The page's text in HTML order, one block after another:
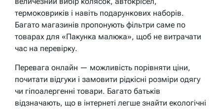
термоковриків і навіть подарункових наборів.
Багато магазинів пропонують фільтри саме по
товарах для «Пакунка малюка», щоб не витрачати
час на перевірку.
Перевага онлайн — можливість порівняти ціни,
почитати відгуки і замовити рідкісні розміри одягу
чи гіпоалергенні товари. Багато батьків
відзначають, що в інтернеті легше знайти екологічні